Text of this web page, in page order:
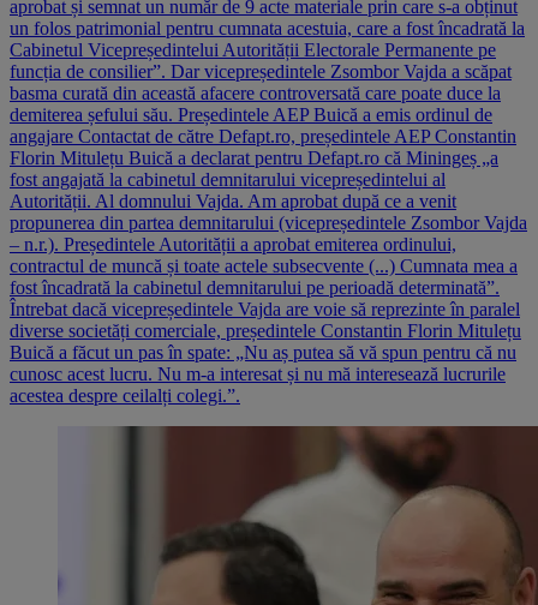
aprobat și semnat un număr de 9 acte materiale prin care s-a obținut
un folos patrimonial pentru cumnata acestuia, care a fost încadrată la
Cabinetul Vicepreședintelui Autorității Electorale Permanente pe
funcția de consilier”. Dar vicepreședintele Zsombor Vajda a scăpat
basma curată din această afacere controversată care poate duce la
demiterea șefului său. Președintele AEP Buică a emis ordinul de
angajare Contactat de către Defapt.ro, președintele AEP Constantin
Florin Mitulețu Buică a declarat pentru Defapt.ro că Miningeș „a
fost angajată la cabinetul demnitarului vicepreședintelui al
Autorității. Al domnului Vajda. Am aprobat după ce a venit
propunerea din partea demnitarului (vicepreședintele Zsombor Vajda
– n.r.). Președintele Autorității a aprobat emiterea ordinului,
contractul de muncă și toate actele subsecvente (...) Cumnata mea a
fost încadrată la cabinetul demnitarului pe perioadă determinată”.
Întrebat dacă vicepreședintele Vajda are voie să reprezinte în paralel
diverse societăți comerciale, președintele Constantin Florin Mitulețu
Buică a făcut un pas în spate: „Nu aș putea să vă spun pentru că nu
cunosc acest lucru. Nu m-a interesat și nu mă interesează lucrurile
acestea despre ceilalți colegi.”.